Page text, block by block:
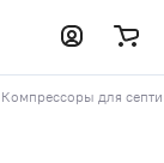
Компрессоры для